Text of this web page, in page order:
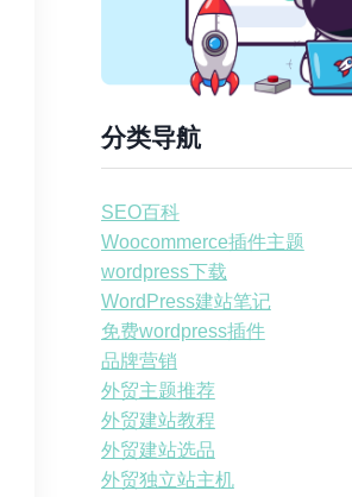
分类导航
SEO百科
Woocommerce插件主题
wordpress下载
WordPress建站笔记
免费wordpress插件
品牌营销
外贸主题推荐
外贸建站教程
外贸建站选品
外贸独立站主机